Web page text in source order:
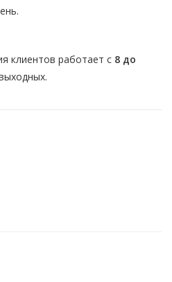
клиентов работает с 8 до